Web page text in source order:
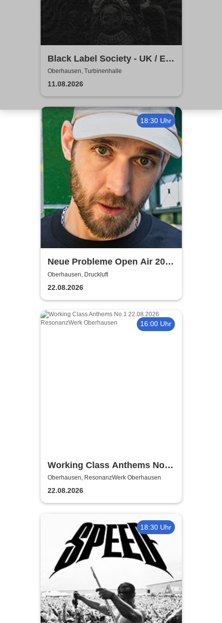
Black Label Society - UK / EU
TOUR 2026
Oberhausen, Turbinenhalle
11.08.2026
18:30 Uhr
Neue Probleme Open Air 2026
- Crystal F + Special Guests
Oberhausen, Druckluft
22.08.2026
16:00 Uhr
Working Class Anthems No.1
| ResonanzWerk Oberhausen
Oberhausen, ResonanzWerk Oberhausen
22.08.2026
18:30 Uhr